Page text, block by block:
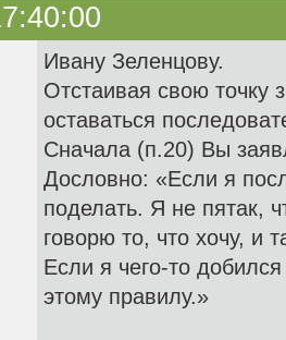
Ивану Зеленцову.
Отстаивая свою точку
оставаться
Сначала (п.20) Вы
Дословно: «Если я
поделать. Я не пятак,
говорю то, что хочу, и
Если я чего-то
этому правилу.»